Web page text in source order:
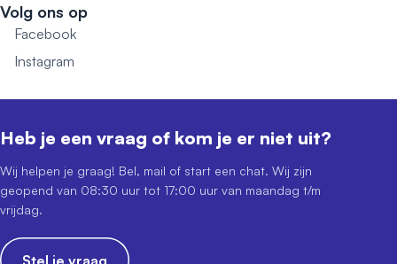
Volg ons op
Facebook
Instagram
Heb je een vraag of kom je er niet uit?
Wij helpen je graag! Bel, mail of start een chat. Wij zijn
geopend van 08:30 uur tot 17:00 uur van maandag t/m
vrijdag.
Stel je vraag